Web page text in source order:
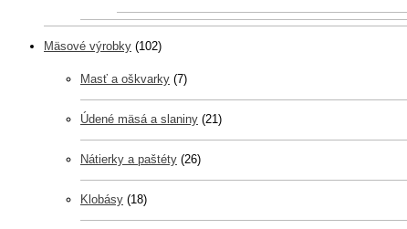
Mäsové výrobky (102)
Masť a oškvarky (7)
Údené mäsá a slaniny (21)
Nátierky a paštéty (26)
Klobásy (18)